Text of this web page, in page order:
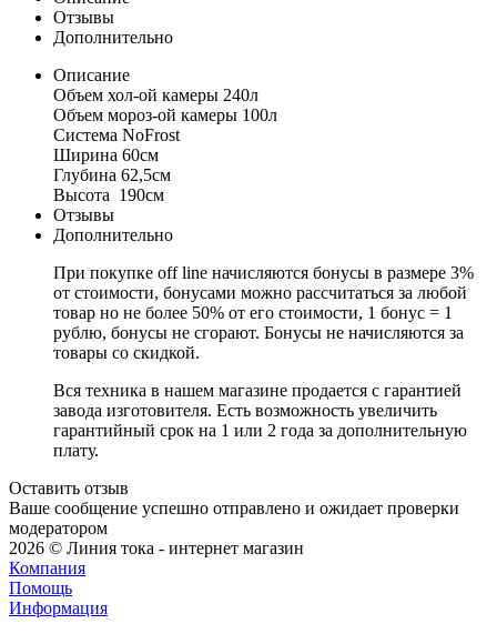
Отзывы
Дополнительно
Описание
Объем хол-ой камеры 240л
Объем мороз-ой камеры 100л
Система NoFrost
Ширина 60см
Глубина 62,5см
Высота 190см
Отзывы
Дополнительно
При покупке off line начисляются бонусы в размере 3%
от стоимости, бонусами можно рассчитаться за любой
товар но не более 50% от его стоимости, 1 бонус = 1
рублю, бонусы не сгорают. Бонусы не начисляются за
товары со скидкой.
Вся техника в нашем магазине продается с гарантией
завода изготовителя. Есть возможность увеличить
гарантийный срок на 1 или 2 года за дополнительную
плату.
Оставить отзыв
Ваше сообщение успешно отправлено и ожидает проверки
модератором
2026 © Линия тока - интернет магазин
Компания
Помощь
Информация